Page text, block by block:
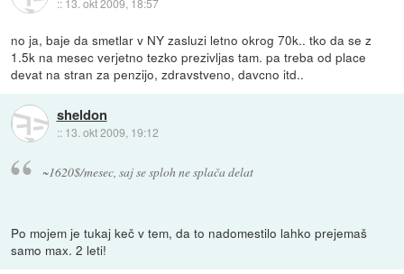
:: 13. okt 2009, 18:57
no ja, baje da smetlar v NY zasluzi letno okrog 70k.. tko da se z
1.5k na mesec verjetno tezko prezivljas tam. pa treba od place
devat na stran za penzijo, zdravstveno, davcno itd..
sheldon
:: 13. okt 2009, 19:12
~1620$/mesec, saj se sploh ne splača delat
Po mojem je tukaj keč v tem, da to nadomestilo lahko prejemaš
samo max. 2 leti!